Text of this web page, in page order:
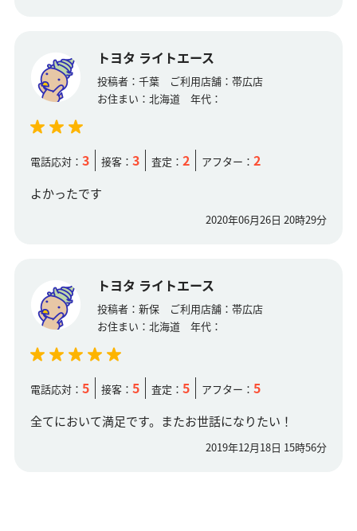
トヨタ ライトエース
投稿者： 千葉 ご利用店舗： 帯広店
お住まい： 北海道 年代：
電話応対： 3 接客： 3 査定： 2 アフター： 2
よかったです
2020年06月26日 20時29分
トヨタ ライトエース
投稿者： 新保 ご利用店舗： 帯広店
お住まい： 北海道 年代：
電話応対： 5 接客： 5 査定： 5 アフター： 5
全てにおいて満足です。またお世話になりたい！
2019年12月18日 15時56分